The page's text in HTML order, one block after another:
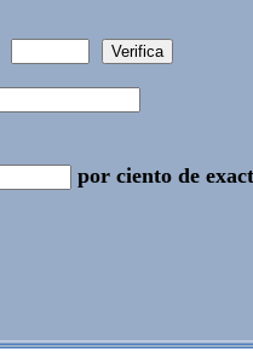
por ciento de